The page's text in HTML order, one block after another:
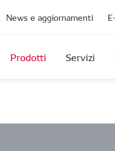
News e aggiornamenti
Prodotti Servizi